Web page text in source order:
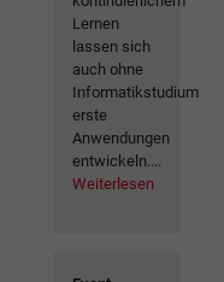
Lernen
lassen sich
auch ohne
Informatikstudium
erste
Anwendungen
entwickeln....
Weiterlesen